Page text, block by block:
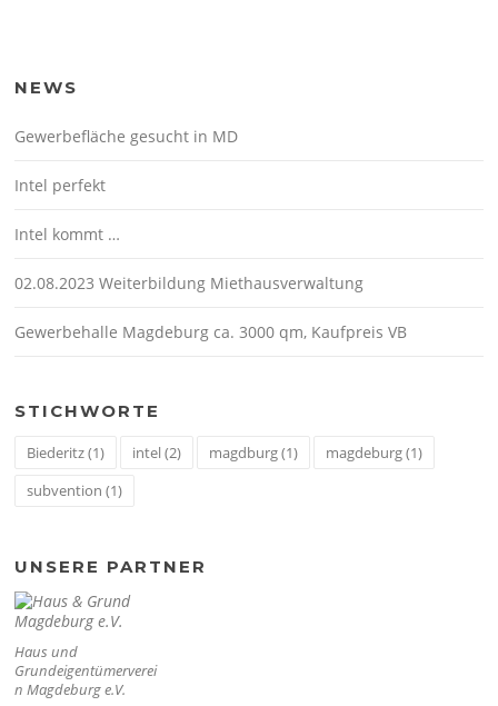
NEWS
Gewerbefläche gesucht in MD
Intel perfekt
Intel kommt …
02.08.2023 Weiterbildung Miethausverwaltung
Gewerbehalle Magdeburg ca. 3000 qm, Kaufpreis VB
STICHWORTE
Biederitz(1) intel(2) magdburg(1) magdeburg(1)
subvention (1)
UNSERE PARTNER
Haus und
Grundeigentümerverei
n Magdeburg e.V.